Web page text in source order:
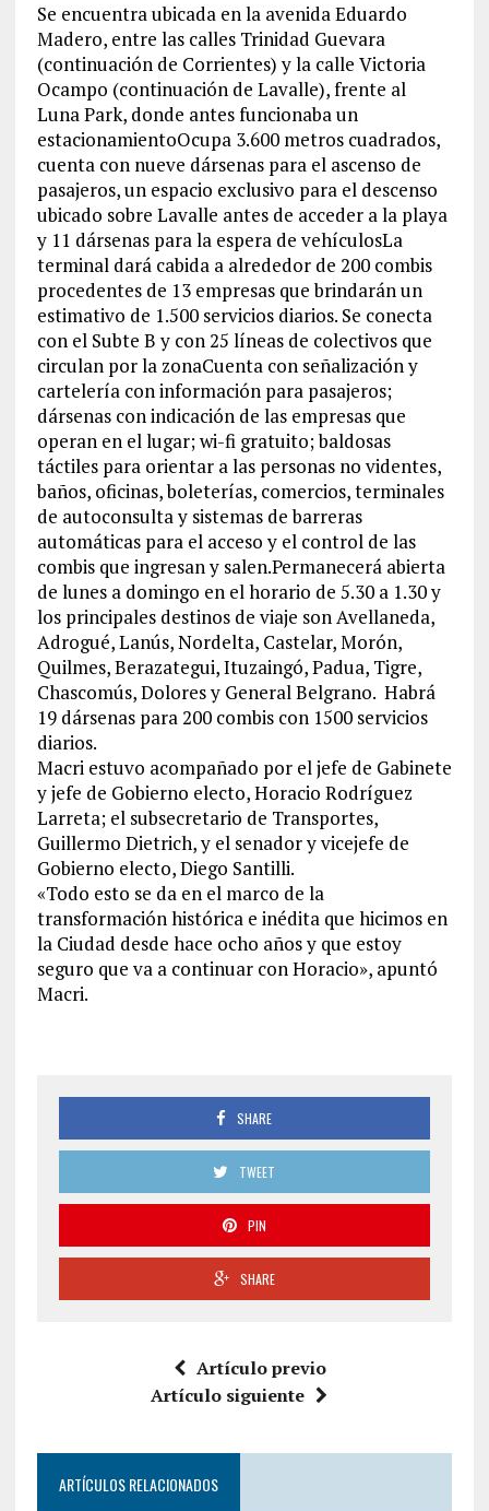
Se encuentra ubicada en la avenida Eduardo
Madero, entre las calles Trinidad Guevara
(continuación de Corrientes) y la calle Victoria
Ocampo (continuación de Lavalle), frente al
Luna Park, donde antes funcionaba un
estacionamientoOcupa 3.600 metros cuadrados,
cuenta con nueve dársenas para el ascenso de
pasajeros, un espacio exclusivo para el descenso
ubicado sobre Lavalle antes de acceder a la playa
y 11 dársenas para la espera de vehículosLa
terminal dará cabida a alrededor de 200 combis
procedentes de 13 empresas que brindarán un
estimativo de 1.500 servicios diarios. Se conecta
con el Subte B y con 25 líneas de colectivos que
circulan por la zonaCuenta con señalización y
cartelería con información para pasajeros;
dársenas con indicación de las empresas que
operan en el lugar; wi-fi gratuito; baldosas
táctiles para orientar a las personas no videntes,
baños, oficinas, boleterías, comercios, terminales
de autoconsulta y sistemas de barreras
automáticas para el acceso y el control de las
combis que ingresan y salen.Permanecerá abierta
de lunes a domingo en el horario de 5.30 a 1.30 y
los principales destinos de viaje son Avellaneda,
Adrogué, Lanús, Nordelta, Castelar, Morón,
Quilmes, Berazategui, Ituzaingó, Padua, Tigre,
Chascomús, Dolores y General Belgrano. Habrá
19 dársenas para 200 combis con 1500 servicios
diarios.
Macri estuvo acompañado por el jefe de Gabinete
y jefe de Gobierno electo, Horacio Rodríguez
Larreta; el subsecretario de Transportes,
Guillermo Dietrich, y el senador y vicejefe de
Gobierno electo, Diego Santilli.
«Todo esto se da en el marco de la
transformación histórica e inédita que hicimos en
la Ciudad desde hace ocho años y que estoy
seguro que va a continuar con Horacio», apuntó
Macri.
SHARE
TWEET
PIN
SHARE
Artículo previo
Artículo siguiente
ARTÍCULOS RELACIONADOS